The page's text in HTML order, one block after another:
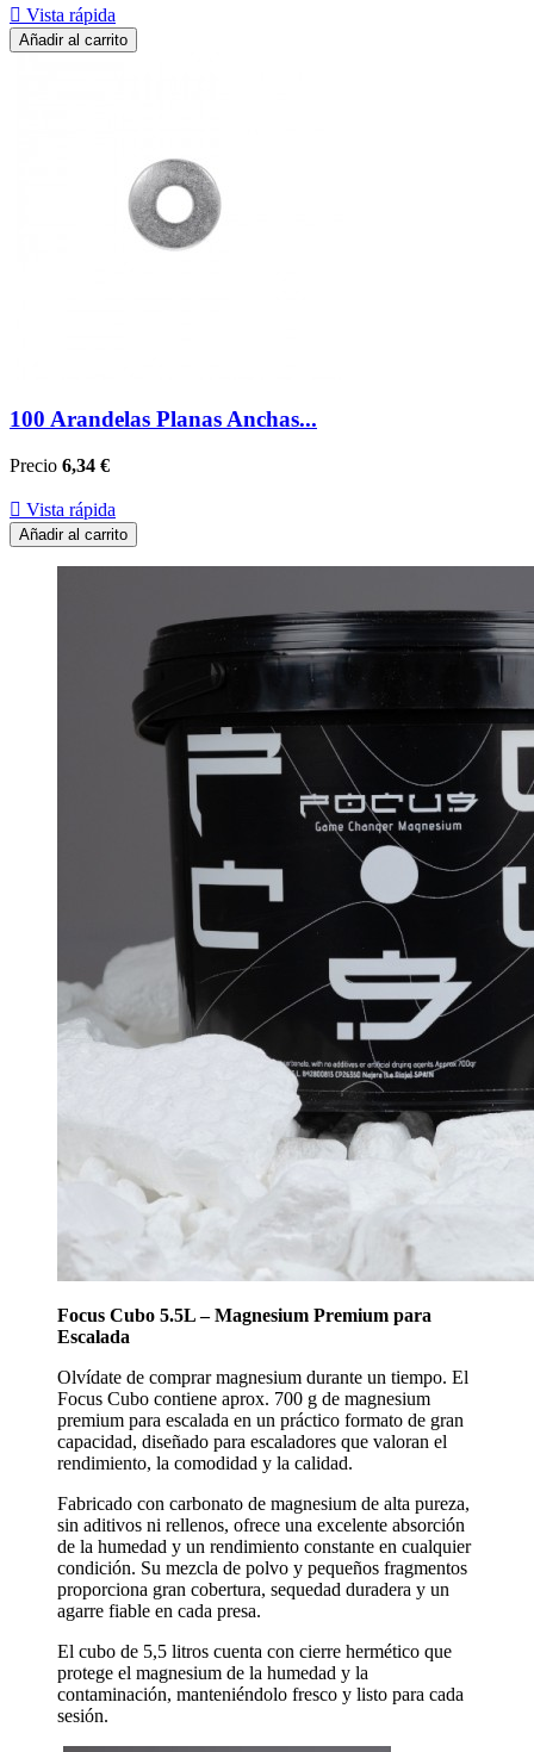
 Vista rápida
Añadir al carrito
100 Arandelas Planas Anchas...
Precio 6,34 €
 Vista rápida
Añadir al carrito
Focus Cubo 5.5L – Magnesium Premium para
Escalada
Olvídate de comprar magnesium durante un tiempo. El
Focus Cubo contiene aprox. 700 g de magnesium
premium para escalada en un práctico formato de gran
capacidad, diseñado para escaladores que valoran el
rendimiento, la comodidad y la calidad.
Fabricado con carbonato de magnesium de alta pureza,
sin aditivos ni rellenos, ofrece una excelente absorción
de la humedad y un rendimiento constante en cualquier
condición. Su mezcla de polvo y pequeños fragmentos
proporciona gran cobertura, sequedad duradera y un
agarre fiable en cada presa.
El cubo de 5,5 litros cuenta con cierre hermético que
protege el magnesium de la humedad y la
contaminación, manteniéndolo fresco y listo para cada
sesión.